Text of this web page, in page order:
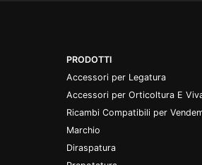
PRODOTTI
Accessori per Legatura
Accessori per Orticoltura E
Ricambi Compatibili per
Marchio
Diraspatura